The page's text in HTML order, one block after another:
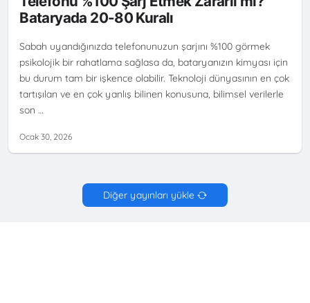
Bataryada 20-80 Kuralı
Sabah uyandığınızda telefonunuzun şarjını %100 görmek
psikolojik bir rahatlama sağlasa da, bataryanızın kimyası için
bu durum tam bir işkence olabilir. Teknoloji dünyasının en çok
tartışılan ve en çok yanlış bilinen konusuna, bilimsel verilerle
son …
Ocak 30, 2026
Diğer yayınları yükle